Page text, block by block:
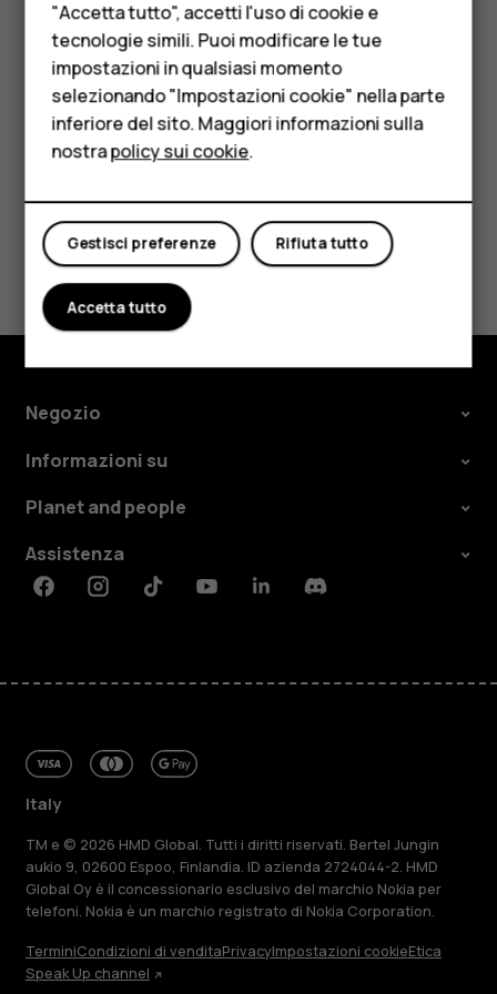
HMD Terra M
Per le imprese
Tablet
Negozio
Il mio account
Toccare
>Bellezza attivatae trascinare il
cursore a proprio piacimento.
Toccarepanorama_fish_eye.
Ti è stato d'aiuto?
No
Negozio
Informazioni su
Planet and people
Assistenza
FacebookInstagramTiktokYoutubeLinkedinDiscord
Italy
TM e © 2026 HMD Global. Tutti i diritti riservati. Bertel Jungin
aukio 9, 02600 Espoo, Finlandia. ID azienda 2724044-2. HMD
Global Oy è il concessionario esclusivo del marchio Nokia per
telefoni. Nokia è un marchio registrato di Nokia Corporation.
TerminiCondizioni di venditaPrivacyImpostazioni cookieEtica
Speak Up channel
"Accetta tutto", accetti l'uso di cookie e
tecnologie simili. Puoi modificare le tue
impostazioni in qualsiasi momento
selezionando "Impostazioni cookie" nella parte
inferiore del sito. Maggiori informazioni sulla
nostrapolicy sui cookie.
Rifiuta tutto
Gestisci preferenze
Accetta tutto